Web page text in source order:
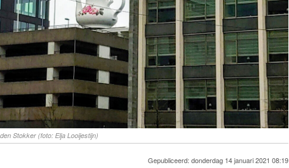
Stokker (foto: Elja Looijestijn)
Gepubliceerd: donderdag 14 januari 2021 08:19